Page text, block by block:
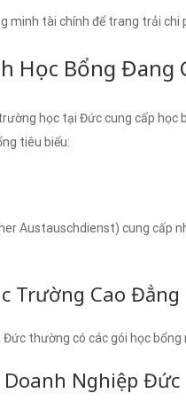
minh tài chính để trang trải chi
Học Bổng Đang
học tại Đức cung cấp học
tiêu biểu:
Austauschdienst) cung cấp
Trường Cao
thường có các gói học bổng
Doanh Nghiệp Đức